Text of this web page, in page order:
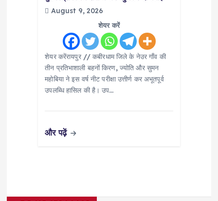
August 9, 2026
शेयर करें
शेयर करेंरायपुर // कबीरधाम जिले के नेउर गाँव की
तीन प्रतिभाशाली बहनों किरण, ज्योति और सुमन
महोबिया ने इस वर्ष नीट परीक्षा उत्तीर्ण कर अभूतपूर्व
उपलब्धि हासिल की है। उप…
और पढ़ें